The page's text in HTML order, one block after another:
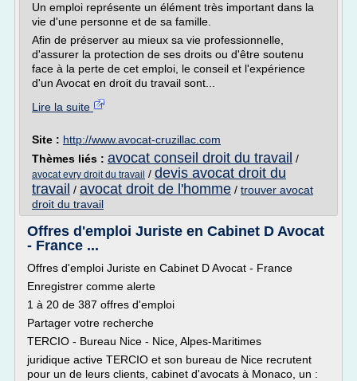
Un emploi représente un élément très important dans la
vie d'une personne et de sa famille.
Afin de préserver au mieux sa vie professionnelle,
d'assurer la protection de ses droits ou d'être soutenu
face à la perte de cet emploi, le conseil et l'expérience
d'un Avocat en droit du travail sont...
Lire la suite
Site : http://www.avocat-cruzillac.com
Thèmes liés : avocat conseil droit du travail /
avocat evry droit du travail / devis avocat droit du
travail / avocat droit de l'homme / trouver avocat
droit du travail
Offres d'emploi Juriste en Cabinet D Avocat
- France ...
Offres d'emploi Juriste en Cabinet D Avocat - France
Enregistrer comme alerte
1 à 20 de 387 offres d'emploi
Partager votre recherche
TERCIO - Bureau Nice - Nice, Alpes-Maritimes
juridique active TERCIO et son bureau de Nice recrutent
pour un de leurs clients, cabinet d'avocats à Monaco, un :